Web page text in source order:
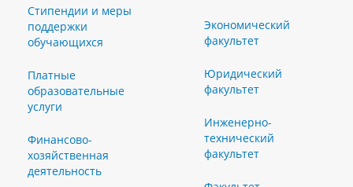
Стипендии и меры
поддержки
обучающихся
Платные
образовательные
услуги
Финансово-
хозяйственная
деятельность
Экономический
факультет
Юридический
факультет
Инженерно-
технический
факультет